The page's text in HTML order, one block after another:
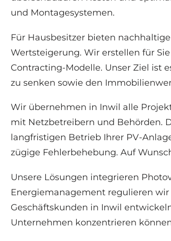
und Montagesystemen.
Für Hausbesitzer bieten
Wertsteigerung. Wir erstellen für
Contracting-Modelle. Unser Ziel ist
zu senken sowie den
Wir übernehmen in Inwil alle
mit Netzbetreibern und Behörden.
langfristigen Betrieb Ihrer PV-
zügige Fehlerbehebung. Auf
Unsere Lösungen integrieren
Energiemanagement regulieren
Geschäftskunden in Inwil
Unternehmen konzentrieren